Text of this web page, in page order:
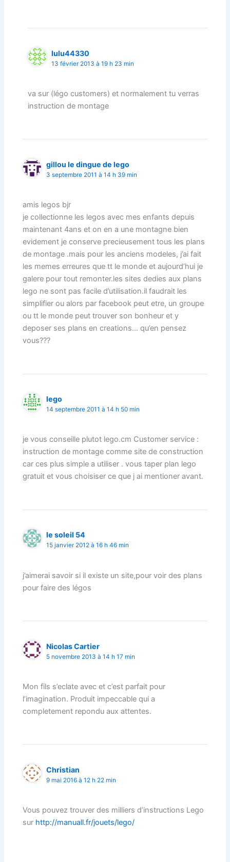
lulu44330
13 février 2013 à 19 h 23 min
va sur (légo customers) et normalement tu verras
instruction de montage
gillou le dingue de lego
3 septembre 2011 à 14 h 39 min
amis legos bjr
je collectionne les legos avec mes enfants depuis
maintenant 4ans et on en a une montagne bien
evidement je conserve precieusement tous les plans
de montage .mais pour les anciens modeles, j’ai fait
les memes erreures que tt le monde et aujourd’hui je
galere pour tout remonter.les sites dedies aux plans
lego ne sont pas facile d’utilisation.il faudrait les
simplifier ou alors par facebook peut etre, un groupe
ou tt le monde peut trouver son bonheur et y
deposer ses plans en creations… qu’en pensez
vous???
lego
14 septembre 2011 à 14 h 50 min
je vous conseille plutot lego.cm Customer service :
instruction de montage comme site de construction
car ces plus simple a utiliser . vous taper plan lego
gratuit et vous choisiser ce que j ai mentioner avant.
le soleil 54
15 janvier 2012 à 16 h 46 min
j’aimerai savoir si il existe un site,pour voir des plans
pour faire des légos
Nicolas Cartier
5 novembre 2013 à 14 h 17 min
Mon fils s’eclate avec et c’est parfait pour
l’imagination. Produit impeccable qui a
completement repondu aux attentes.
Christian
9 mai 2016 à 12 h 22 min
Vous pouvez trouver des milliers d’instructions Lego
sur http://manuall.fr/jouets/lego/